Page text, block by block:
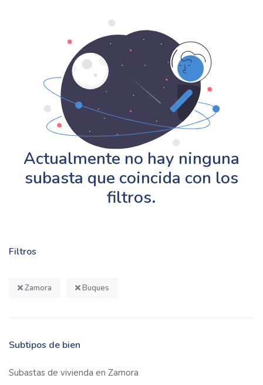
Filtros
Zamora Buques
Subtipos de bien
Subastas de vivienda en Zamora
Actualmente no hay ninguna
subasta que coincida con los
filtros.